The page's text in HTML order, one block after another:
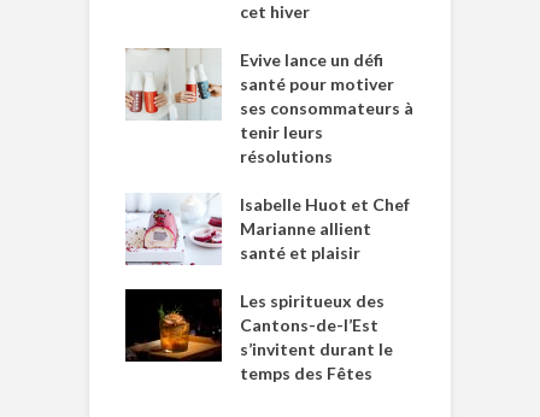
cet hiver
Evive lance un défi
santé pour motiver
ses consommateurs à
tenir leurs
résolutions
Isabelle Huot et Chef
Marianne allient
santé et plaisir
Les spiritueux des
Cantons-de-l’Est
s’invitent durant le
temps des Fêtes